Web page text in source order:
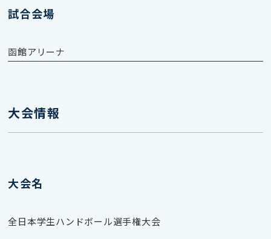
試合会場
函館アリーナ
大会情報
大会名
全日本学生ハンドボール選手権大会